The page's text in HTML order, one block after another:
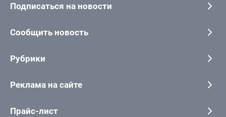
Подписаться на новости
Сообщить новость
Рубрики
Реклама на сайте
Прайс-лист